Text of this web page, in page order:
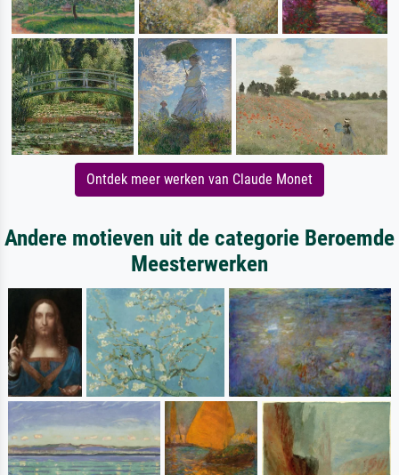
Ontdek meer werken van Claude Monet
Andere motieven uit de categorie Beroemde
Meesterwerken